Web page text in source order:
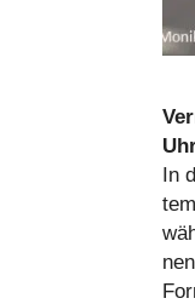
In